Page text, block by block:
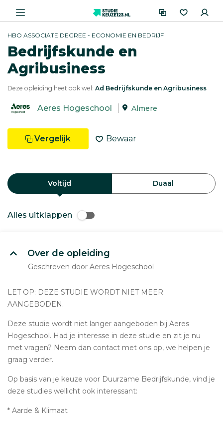
HBO ASSOCIATE DEGREE - ECONOMIE EN BEDRIJF
Bedrijfskunde en
Agribusiness
Deze opleiding heet ook wel: Ad Bedrijfskunde en Agribusiness
Aeres Hogeschool Almere
Vergelijk Bewaar
Voltijd Duaal
Alles uitklappen
Over de opleiding
Geschreven door Aeres Hogeschool
LET OP: DEZE STUDIE WORDT NIET MEER
AANGEBODEN.
Deze studie wordt niet langer aangeboden bij Aeres
Hogeschool. Had je interesse in deze studie en zit je nu
met vragen? Neem dan contact met ons op, we helpen je
graag verder.
Op basis van je keuze voor Duurzame Bedrijfskunde, vind je
deze studies wellicht ook interessant:
* Aarde & Klimaat